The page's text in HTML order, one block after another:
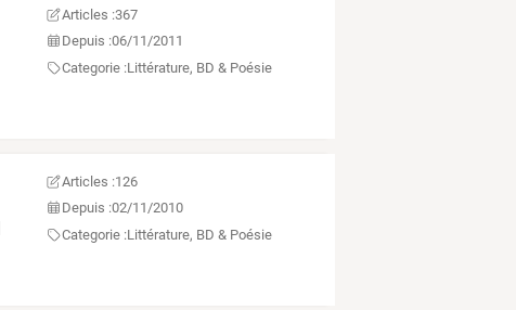
Articles :367
Depuis :06/11/2011
Categorie :Littérature, BD & Poésie
Articles :126
Depuis :02/11/2010
Categorie :Littérature, BD & Poésie